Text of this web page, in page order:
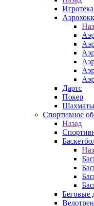
Игротека
Дартс
Покер
Спортивное
Назад
Беговые